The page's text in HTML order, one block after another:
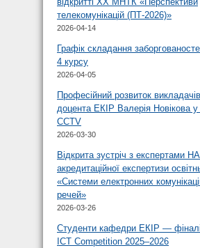
телекомунікацій (ПТ-2026)»
2026-04-14
Графік складання
4 курсу
2026-04-05
Професійний розвиток
доцента ЕКІР Валерія Новікова у
CCTV
2026-03-30
Відкрита зустріч з експертами
акредитаційної експертизи
«Системи електронних
речей»
2026-03-26
Студенти кафедри ЕКІР —
ICT Competition 2025–2026